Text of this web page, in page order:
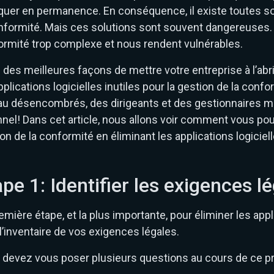
en permanence. En conséquence, il existe toutes
Mais ces solutions sont souvent dangereuses.
trop complexe et nous rendent vulnérables.
des meilleures façons de mettre votre entreprise à
logicielles inutiles pour la gestion de la
désencombrés, des dirigeants et des gestionnaires
Dans cet article, nous allons voir comment vous
de la conformité en éliminant les applications
1: Identifier les exigences
étape, et la plus importante, pour éliminer les
de vos exigences légales.
devez vous poser plusieurs questions au cours de ce